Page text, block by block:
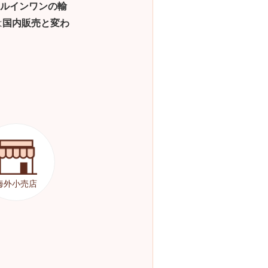
インワンの輸
国内販売と変わ
外小売店